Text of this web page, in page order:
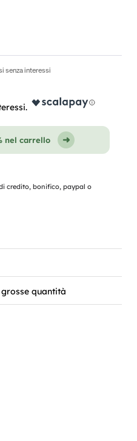
senza interessi
nel carrello
credito, bonifico, paypal o
quantità